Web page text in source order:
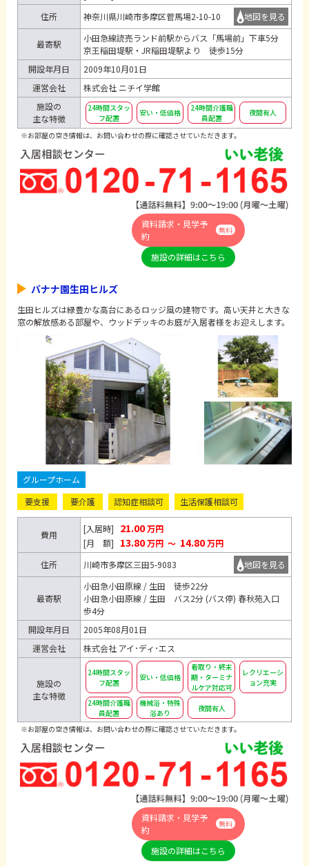
住所
神奈川県川崎市多摩区菅馬場2-10-10 地図を見る
最寄駅
小田急線読売ランド前駅からバス「馬場前」下車5分
京王稲田堤駅・JR稲田堤駅より 徒歩15分
開設年月日
2009年10月01日
運営会社
株式会社 ニチイ学館
施設の
主な特徴
24時間スタッ
フ配置
安い・低価格
24時間介護職
員配置
夜間有人
※お部屋の空き情報は、お問い合わせの際に確認させていただきます。
資料請求・見学予
約
無料
施設の詳細はこちら
バナナ園生田ヒルズ
生田ヒルズは緑豊かな高台にあるロッジ風の建物です。高い天井と大きな
窓の解放感ある部屋や、ウッドデッキのお庭が入居者様をお迎えします。
グループホーム
要支援
要介護 認知症相談可 生活保護相談可
費用
[入居時] 21.00万円
[月 額]
13.80万円 ～ 14.80万円
住所
川崎市多摩区三田5-9083 地図を見る
最寄駅
小田急小田原線 / 生田 徒歩22分
小田急小田原線 / 生田 バス2分 (バス停) 春秋苑入口
歩4分
開設年月日
2005年08月01日
運営会社
株式会社 アイ･ディ･エス
施設の
主な特徴
24時間スタッ
フ配置
安い・低価格
看取り・終末
期・ターミナ
ルケア対応可
レクリエーシ
ョン充実
24時間介護職
員配置
機械浴・特殊
浴あり
夜間有人
※お部屋の空き情報は、お問い合わせの際に確認させていただきます。
資料請求・見学予
約
無料
施設の詳細はこちら